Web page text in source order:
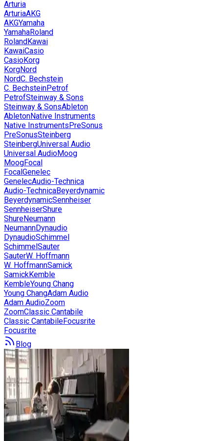
Arturia
ArturiaAKG
AKGYamaha
YamahaRoland
RolandKawai
KawaiCasio
CasioKorg
KorgNord
NordC. Bechstein
C. BechsteinPetrof
PetrofSteinway & Sons
Steinway & SonsAbleton
AbletonNative Instruments
Native InstrumentsPreSonus
PreSonusSteinberg
SteinbergUniversal Audio
Universal AudioMoog
MoogFocal
FocalGenelec
GenelecAudio-Technica
Audio-TechnicaBeyerdynamic
BeyerdynamicSennheiser
SennheiserShure
ShureNeumann
NeumannDynaudio
DynaudioSchimmel
SchimmelSauter
SauterW. Hoffmann
W. HoffmannSamick
SamickKemble
KembleYoung Chang
Young ChangAdam Audio
Adam AudioZoom
ZoomClassic Cantabile
Classic CantabileFocusrite
Focusrite
Blog